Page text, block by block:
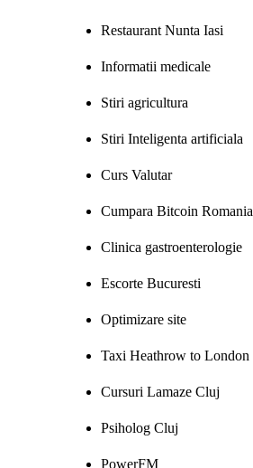
Restaurant Nunta Iasi
Informatii medicale
Stiri agricultura
Stiri Inteligenta artificiala
Curs Valutar
Cumpara Bitcoin Romania
Clinica gastroenterologie
Escorte Bucuresti
Optimizare site
Taxi Heathrow to London
Cursuri Lamaze Cluj
Psiholog Cluj
PowerFM